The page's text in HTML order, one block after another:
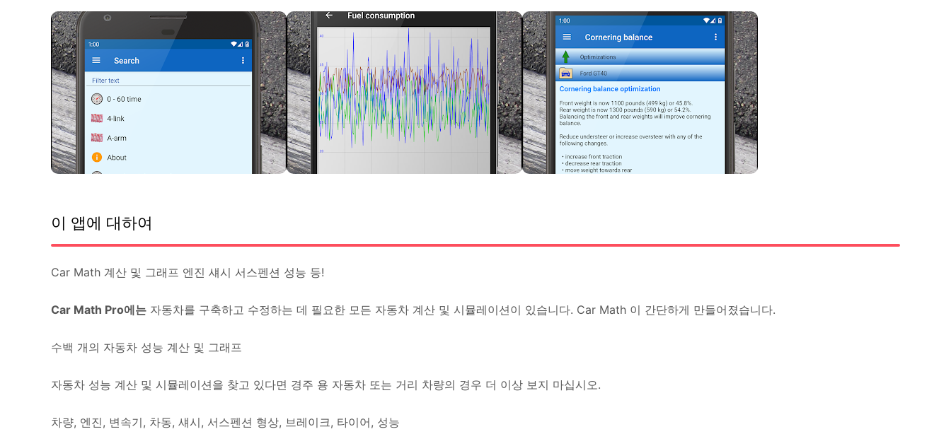
이 앱에 대하여
Car Math 계산 및 그래프 엔진 섀시 서스펜션 성능 등!
Car Math Pro에는 자동차를 구축하고 수정하는 데 필요한 모든 자동차 계산 및 시뮬레이션이 있습니다. Car Math 이 간단하게 만들어졌습니다.
수백 개의 자동차 성능 계산 및 그래프
자동차 성능 계산 및 시뮬레이션을 찾고 있다면 경주 용 자동차 또는 거리 차량의 경우 더 이상 보지 마십시오.
차량, 엔진, 변속기, 차동, 섀시, 서스펜션 형상, 브레이크, 타이어, 성능